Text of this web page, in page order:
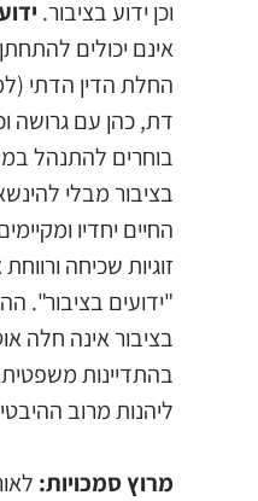
וכן ידוע בציבור.
אינם יכולים
החלת הדין הדתי
דת, כהן עם גרושה
בוחרים להתנהל
בציבור מבלי
החיים יחדיו
זוגיות שכיחה
"ידועים בציבור".
בציבור אינה חלה
בהתדיינות
ליהנות מרוב
מרוץ סמכויות: